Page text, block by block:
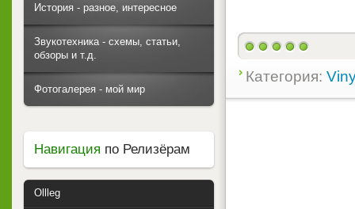
Категория:
История - разное, интересное
Звукотехника - схемы, статьи,
обзоры и т.д.
Фотогалерея - мой мир
Навигация по Релизёрам
Ollleg